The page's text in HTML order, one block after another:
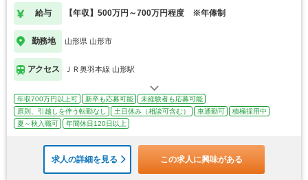
給与 【年収】500万円～700万円程度 ※年俸制
勤務地 山形県 山形市
アクセス ＪＲ奥羽本線 山形駅
年収700万円以上可 新卒も応募可能
未経験者も応募可能
原則、引越しを伴う転勤なし
土日休み（相談可含む） 車通勤可
積極採用中
夏～秋入職可
年間休日120日以上
求人の詳細を見る この求人に興味がある